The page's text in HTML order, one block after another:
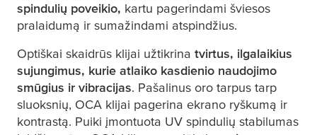
spindulių poveikio, kartu pagerindami šviesos
pralaidumą ir sumažindami atspindžius.
Optiškai skaidrūs klijai užtikrina tvirtus, ilgalaikius
sujungimus, kurie atlaiko kasdienio naudojimo
smūgius ir vibracijas. Pašalinus oro tarpus tarp
sluoksnių, OCA klijai pagerina ekrano ryškumą ir
kontrastą. Puiki įmontuota UV spindulių stabilumas